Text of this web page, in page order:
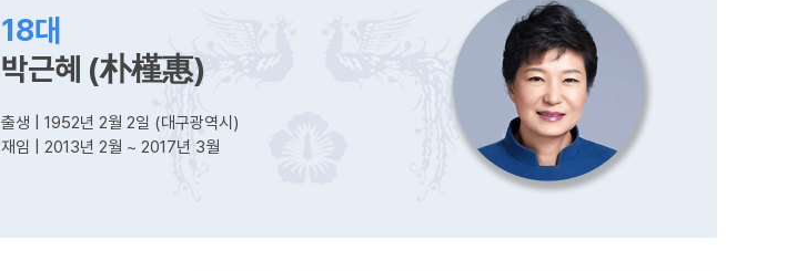
18대
박근혜 (朴槿惠)
출생 | 1952년 2월 2일 (대구광역시)
재임 | 2013년 2월 ~ 2017년 3월